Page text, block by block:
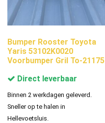
Bumper Rooster Toyota
Yaris 53102K0020
Voorbumper Gril To-21175
Direct leverbaar
Binnen 2 werkdagen geleverd.
Sneller op te halen in
Hellevoetsluis.